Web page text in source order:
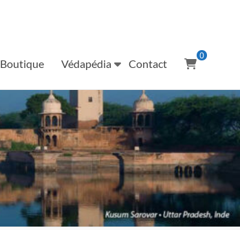
0
Boutique Védapédia Contact